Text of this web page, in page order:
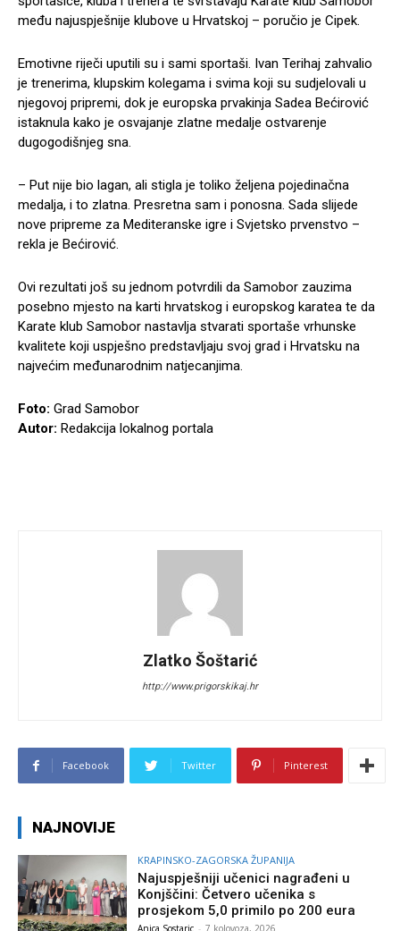
među najuspješnije klubove u Hrvatskoj – poručio je Cipek.
Emotivne riječi uputili su i sami sportaši. Ivan Terihaj zahvalio
je trenerima, klupskim kolegama i svima koji su sudjelovali u
njegovoj pripremi, dok je europska prvakinja Sadea Bećirović
istaknula kako je osvajanje zlatne medalje ostvarenje
dugogodišnjeg sna.
– Put nije bio lagan, ali stigla je toliko željena pojedinačna
medalja, i to zlatna. Presretna sam i ponosna. Sada slijede
nove pripreme za Mediteranske igre i Svjetsko prvenstvo –
rekla je Bećirović.
Ovi rezultati još su jednom potvrdili da Samobor zauzima
posebno mjesto na karti hrvatskog i europskog karatea te da
Karate klub Samobor nastavlja stvarati sportaše vrhunske
kvalitete koji uspješno predstavljaju svoj grad i Hrvatsku na
najvećim međunarodnim natjecanjima.
Foto: Grad Samobor
Autor: Redakcija lokalnog portala
Zlatko Šoštarić
http://www.prigorskikaj.hr
Facebook Twitter Pinterest
NAJNOVIJE
KRAPINSKO-ZAGORSKA ŽUPANIJA
Najuspješniji učenici nagrađeni u
Konjščini: Četvero učenika s
prosjekom 5,0 primilo po 200 eura
Anica Sostaric - 7 kolovoza, 2026